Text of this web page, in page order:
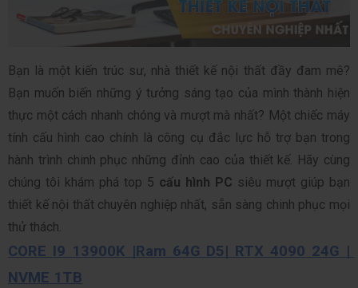
Bạn là một kiến trúc sư, nhà thiết kế nội thất đầy đam mê?
Bạn muốn biến những ý tưởng sáng tạo của mình thành hiện
thực một cách nhanh chóng và mượt mà nhất? Một chiếc máy
tính cấu hình cao chính là công cụ đắc lực hỗ trợ bạn trong
hành trình chinh phục những đỉnh cao của thiết kế. Hãy cùng
chúng tôi khám phá top 5 cấu hình PC siêu mượt giúp bạn
thiết kế nội thất chuyên nghiệp nhất, sẵn sàng chinh phục mọi
thử thách.
CORE I9 13900K |Ram 64G D5| RTX 4090 24G |
NVME 1TB